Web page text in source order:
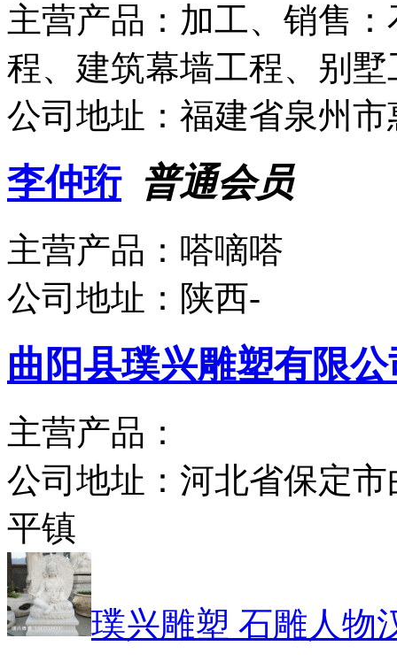
主营产品： 加工、销售
程、建筑幕墙工程、别
公司地址： 福建省泉州
李仲珩 普通会员
主营产品： 嗒嘀嗒
公司地址： 陕西-
曲阳县璞兴雕塑有限公
主营产品：
公司地址： 河北省保定
平镇
璞兴雕塑 石雕人物